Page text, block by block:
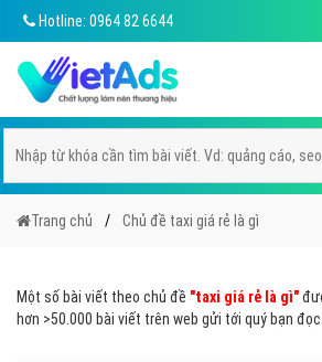
Hotline: 0964 82 6644
Trang chủ Chủ đề taxi giá rẻ là gì
Một số bài viết theo chủ đề "taxi giá rẻ là gì"
hơn >50.000 bài viết trên web gửi tới quý bạn đọc.